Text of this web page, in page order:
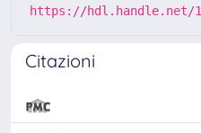
https://hdl.handle.net/
Citazioni